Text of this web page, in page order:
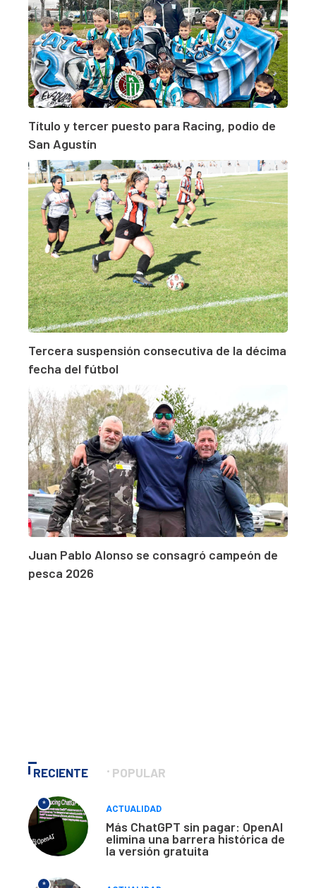
Título y tercer puesto para Racing, podio de
San Agustín
Tercera suspensión consecutiva de la décima
fecha del fútbol
Juan Pablo Alonso se consagró campeón de
pesca 2026
RECIENTE POPULAR
*
ACTUALIDAD
Más ChatGPT sin pagar: OpenAI
elimina una barrera histórica de
la versión gratuita
*